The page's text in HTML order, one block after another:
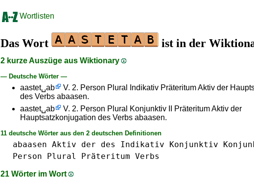
Wortlisten
Das Wort ist in der
2 kurze Auszüge aus Wiktionary
— Deutsche Wörter —
aastet␣ab
V. 2. Person Plural Indikativ Präteritum Aktiv der
des Verbs abaasen.
aastet␣ab
V. 2. Person Plural Konjunktiv II Präteritum Aktiv der
Hauptsatzkonjugation des Verbs abaasen.
11 deutsche Wörter aus den 2 deutschen Definitionen
abaasen Aktiv der des Indikativ Konjunktiv
Person
Plural Präteritum Verbs
21 Wörter im Wort